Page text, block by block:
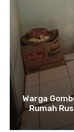
Warga
Rumah